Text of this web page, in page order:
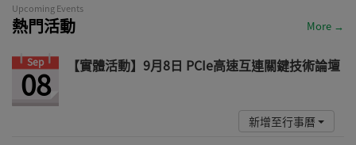
Upcoming Events
熱門活動 More →
Sep
08 【實體活動】9月8日 PCIe高速互連關鍵技術論壇
新增至行事曆